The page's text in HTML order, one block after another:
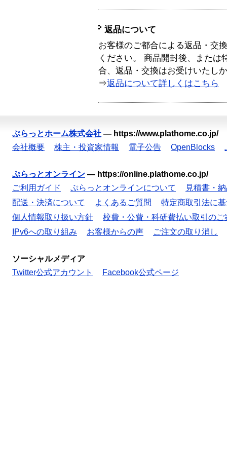
返品について
お客様のご都合による返品・交
ください。 商品開封後、または
合、返品・交換はお受けいたし
⇒返品について詳しくはこちら
ぷらっとホーム株式会社 — https://www.plathome.co.jp/
会社概要
株主・投資家情報 電子公告 OpenBlocks
ぷらっとオンライン — https://online.plathome.co.jp/
ご利用ガイド
ぷらっとオンラインについて
見積書・
配送・決済について
よくあるご質問
特定商取引法に
個人情報取り扱い方針
校費・公費・科研費払い取引のご
IPv6への取り組み
お客様からの声 ご注文の取り消し
ソーシャルメディア
Twitter公式アカウント
Facebook公式ページ